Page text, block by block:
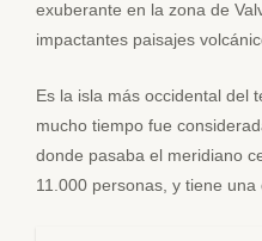
exuberante en la zona de
impactantes paisajes
Es la isla más occidental del
mucho tiempo fue
donde pasaba el meridiano
11.000 personas, y tiene una